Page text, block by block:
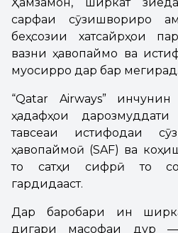
сарфаи сӯзишвориро
беҳсозии хатсайрҳои
вазни ҳавопаймо ва
муосирро дар бар мегирад.
“Qatar Airways”
ҳадафҳои
тавсеаи истифодаи
ҳавопаймоӣ (SAF) ва
то сатҳи сифрӣ то
гардидааст.
Дар баробари ин
дигари масофаи дур —